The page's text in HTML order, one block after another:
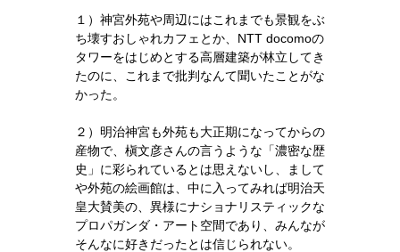
１）神宮外苑や周辺にはこれまでも景観をぶ
ち壊すおしゃれカフェとか、NTT docomoの
タワーをはじめとする高層建築が林立してき
たのに、これまで批判なんて聞いたことがな
かった。
２）明治神宮も外苑も大正期になってからの
産物で、槇文彦さんの言うような「濃密な歴
史」に彩られているとは思えないし、まして
や外苑の絵画館は、中に入ってみれば明治天
皇大賛美の、異様にナショナリスティックな
プロパガンダ・アート空間であり、みんなが
そんなに好きだったとは信じられない。